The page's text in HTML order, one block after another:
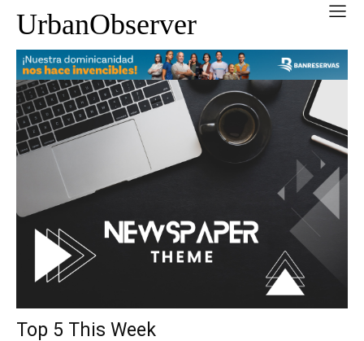
UrbanObserver
Top 5 This Week